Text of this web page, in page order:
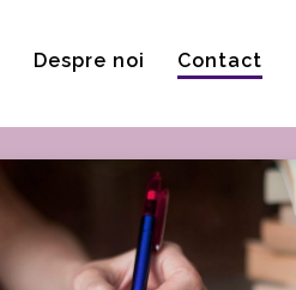
Despre noi Contact